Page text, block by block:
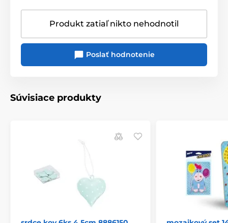
Produkt zatiaľ nikto nehodnotil
Poslať hodnotenie
Súvisiace produkty